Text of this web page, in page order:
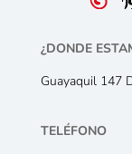
¿DONDE
Guayaquil 147
TELÉFONO